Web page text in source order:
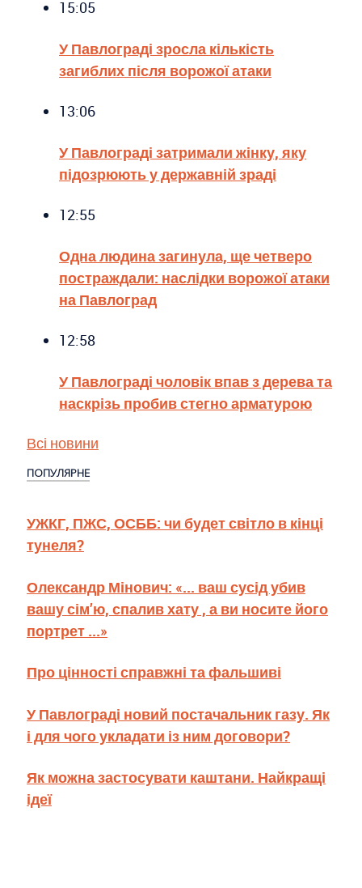
15:05
У Павлограді зросла кількість
загиблих після ворожої атаки
13:06
У Павлограді затримали жінку, яку
підозрюють у державній зраді
12:55
Одна людина загинула, ще четверо
постраждали: наслідки ворожої атаки
на Павлоград
12:58
У Павлограді чоловік впав з дерева та
наскрізь пробив стегно арматурою
Всі новини
ПОПУЛЯРНЕ
УЖКГ, ПЖС, ОСББ: чи будет світло в кінці
тунеля?
Олександр Мінович: «... ваш сусід убив
вашу сім’ю, спалив хату , а ви носите його
портрет ...»
Про цінності справжні та фальшиві
У Павлограді новий постачальник газу. Як
і для чого укладати із ним договори?
Як можна застосувати каштани. Найкращі
ідеї